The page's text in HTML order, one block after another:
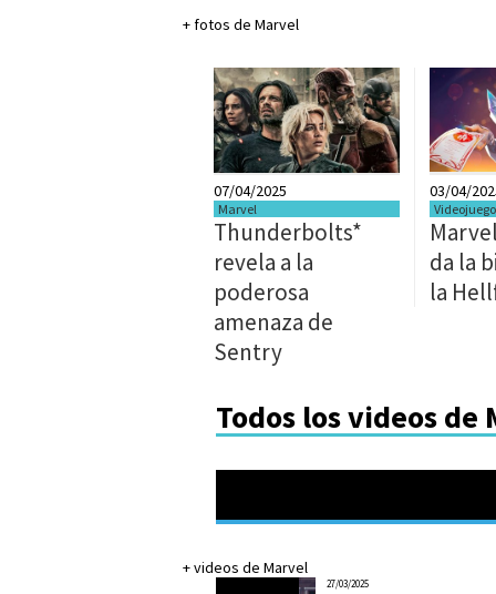
+ fotos de Marvel
07/04/2025
Marvel
Thunderbolts*
revela a la
poderosa
amenaza de
Sentry
03/04/
da la
la
Todos los videos de
+ videos de Marvel
27/03/2025